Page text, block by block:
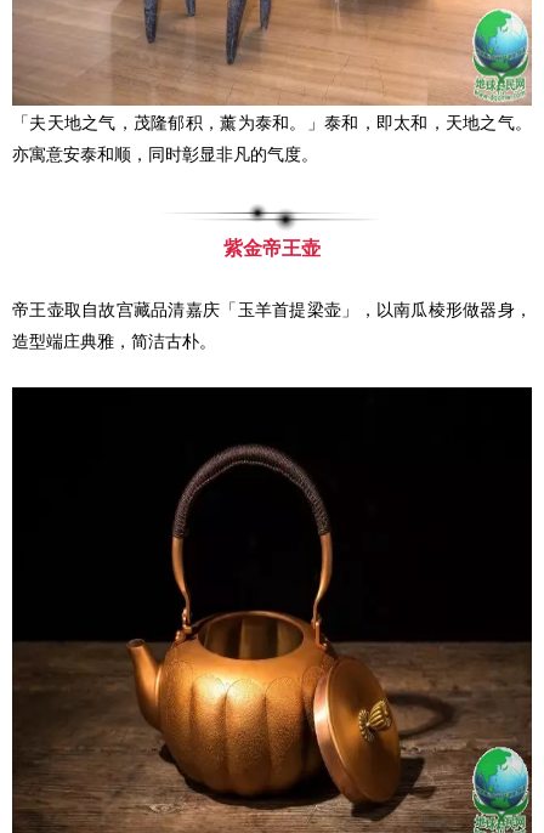
「夫天地之气，茂隆郁积，薰为泰和。」泰和，即太和，天地之气。
亦寓意安泰和顺，同时彰显非凡的气度。
紫金帝王壶
帝王壶取自故宫藏品清嘉庆「玉羊首提梁壶」，以南瓜棱形做器身，
造型端庄典雅，简洁古朴。